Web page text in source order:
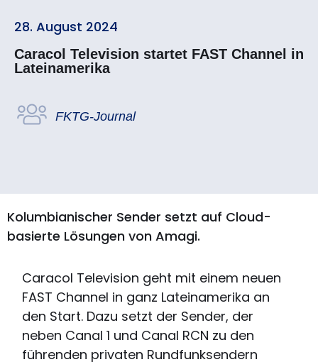
28. August 2024
Caracol Television startet FAST Channel in
Lateinamerika
FKTG-Journal
Kolumbianischer Sender setzt auf Cloud-
basierte Lösungen von Amagi.
Caracol Television geht mit einem neuen
FAST Channel in ganz Lateinamerika an
den Start. Dazu setzt der Sender, der
neben Canal 1 und Canal RCN zu den
führenden privaten Rundfunksendern